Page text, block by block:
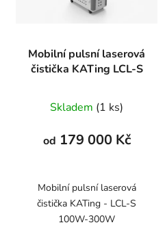
Mobilní pulsní laserová
čistička KATing LCL-S
Skladem (1 ks)
od 179 000 Kč
Mobilní pulsní laserová
čistička KATing - LCL-S
100W-300W